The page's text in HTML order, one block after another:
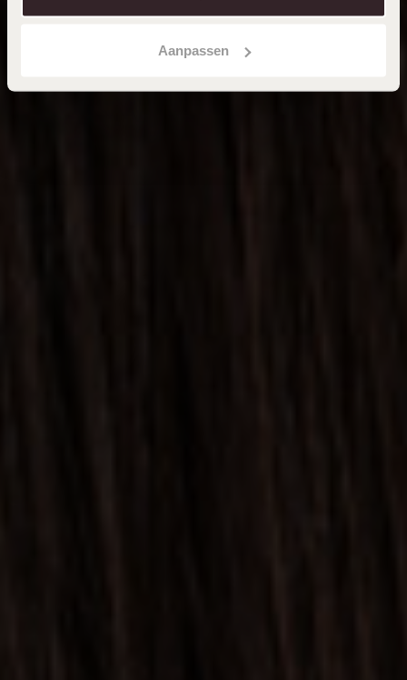
Aanpassen